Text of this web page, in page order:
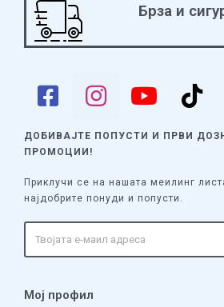
Брза и
ДОБИВАЈТЕ ПОПУСТИ И ПРВИ
ПРОМОЦИИ!
Приклучи се на нашата меилинг
најдобрите понуди и попусти.
Мој профил